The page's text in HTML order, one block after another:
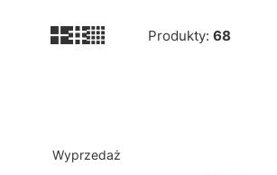
Produkty: 68
Lista produktów
Wyprzedaż